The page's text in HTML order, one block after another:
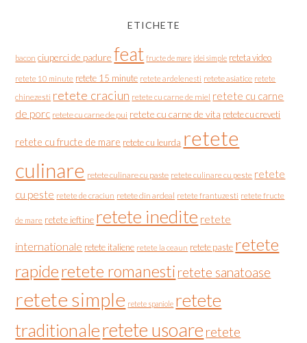
ETICHETE
bacon ciuperci de padure feat fructe de mare idei simple reteta video
retete 10 minute retete 15 minute retete ardelenesti retete asiatice retete
chinezesti retete craciun retete cu carne de miel retete cu carne
de porc retete cu carne de pui retete cu carne de vita retete cu creveti
retete cu fructe de mare retete cu leurda retete
culinare retete culinare cu paste retete culinare cu peste retete
cu peste retete de craciun retete din ardeal retete frantuzesti retete fructe
de mare retete ieftine retete inedite retete
internationale retete italiene retete la ceaun retete paste retete
rapideretete romanesti retete sanatoase
retete simple retete spaniole retete
traditionaleretete usoare retete